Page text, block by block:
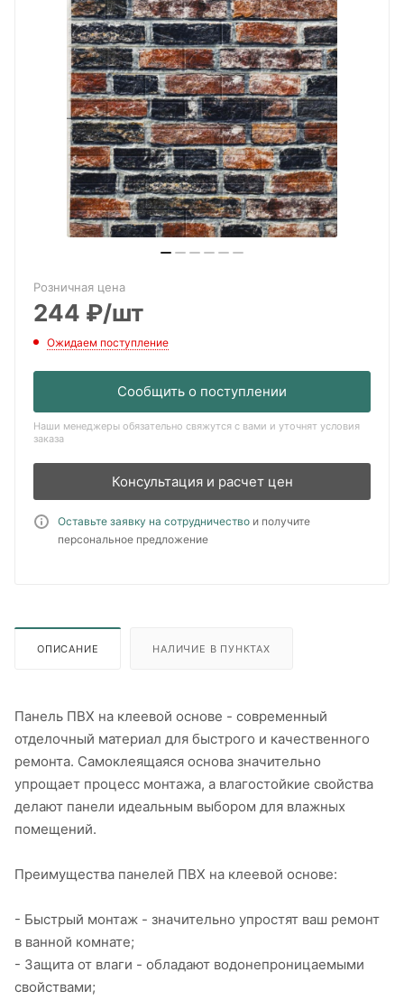
Розничная цена
244 ₽/шт
Ожидаем поступление
Сообщить о поступлении
Наши менеджеры обязательно свяжутся с вами и уточнят условия
заказа
Консультация и расчет цен
Оставьте заявку на сотрудничество и получите
персональное предложение
ОПИСАНИЕ НАЛИЧИЕ В ПУНКТАХ
Панель ПВХ на клеевой основе - современный
отделочный материал для быстрого и качественного
ремонта. Самоклеящаяся основа значительно
упрощает процесс монтажа, а влагостойкие свойства
делают панели идеальным выбором для влажных
помещений.
Преимущества панелей ПВХ на клеевой основе:
- Быстрый монтаж - значительно упростят ваш ремонт
в ванной комнате;
- Защита от влаги - обладают водонепроницаемыми
свойствами;